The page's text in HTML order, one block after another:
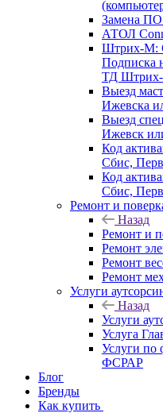
Замена
АТОЛ
Штрих-М:
Подписка
ТД
Выезд
Ижевска
Выезд
Ижевск
Код
Сбис,
Код
Сбис,
Ремонт и
Назад
Ремонт и
Ремонт
Ремонт
Ремонт
Услуги
Назад
Услуги
Услуга
Услуги по
ФСРАР
Блог
Бренды
Как купить